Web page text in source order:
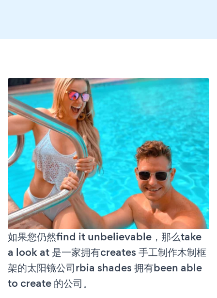
如果您仍然find it unbelievable，那么take
a look at 是一家拥有creates 手工制作木制框
架的太阳镜公司rbia shades 拥有been able
to create 的公司。